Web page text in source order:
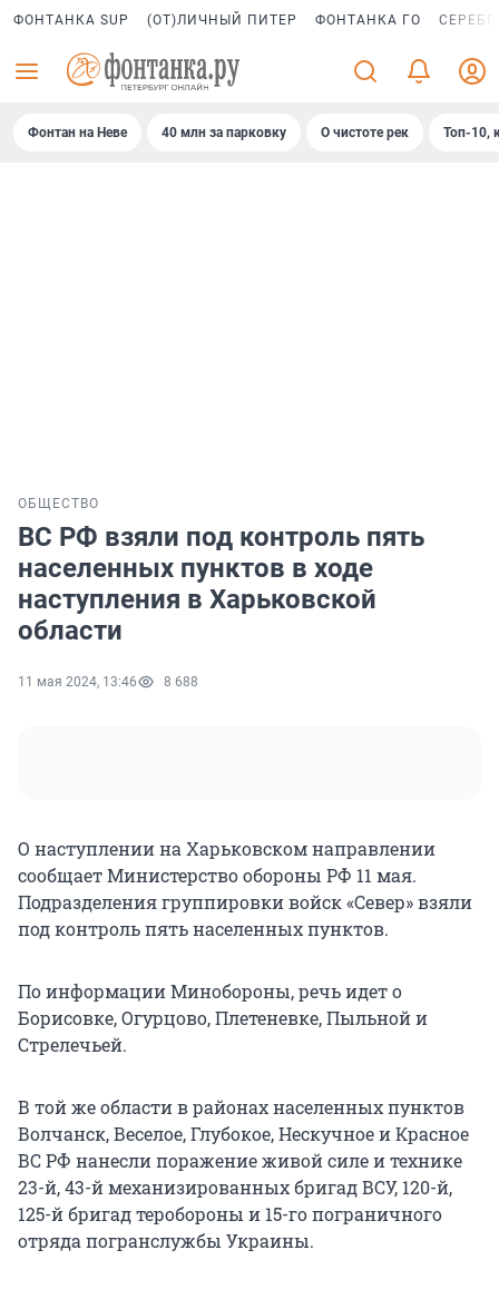
ФОНТАНКА SUP (ОТ)ЛИЧНЫЙ ПИТЕР ФОНТАНКА ГО
Фонтан на Неве 40 млн за парковку О чистоте рек Топ-10,
ОБЩЕСТВО
ВС РФ взяли под контроль пять
населенных пунктов в ходе
наступления в Харьковской
области
11 мая 2024, 13:46 8 688
О наступлении на Харьковском направлении
сообщает Министерство обороны РФ 11 мая.
Подразделения группировки войск «Север» взяли
под контроль пять населенных пунктов.
По информации Минобороны, речь идет о
Борисовке, Огурцово, Плетеневке, Пыльной и
Стрелечьей.
В той же области в районах населенных пунктов
Волчанск, Веселое, Глубокое, Нескучное и Красное
ВС РФ нанесли поражение живой силе и технике
23-й, 43-й механизированных бригад ВСУ, 120-й,
125-й бригад теробороны и 15-го пограничного
отряда погранслужбы Украины.